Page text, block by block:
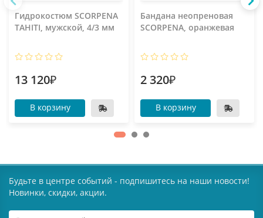
Гидрокостюм SCORPENA
TAHITI, мужской, 4/3 мм
13 120₽
В корзину
Бандана неопреновая
SCORPENA, оранжевая
2 320₽
В корзину
Будьте в центре событий - подпишитесь на наши новости!
Новинки, скидки, акции.